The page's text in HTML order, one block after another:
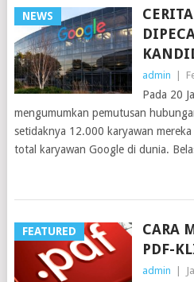
NEWS
admin
Pada 20
mengumumkan pemutusan
setidaknya 12.000 karyawan
total karyawan Google di dunia.
FEATURED
CARA
PDF-
admin